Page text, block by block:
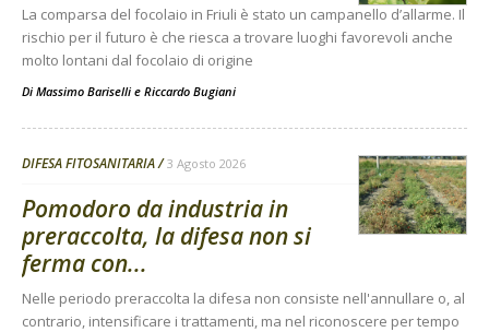
La comparsa del focolaio in Friuli è stato un campanello d’allarme. Il
rischio per il futuro è che riesca a trovare luoghi favorevoli anche
molto lontani dal focolaio di origine
Di Massimo Bariselli e Riccardo Bugiani
DIFESA FITOSANITARIA 3 Agosto 2026
Pomodoro da industria in
preraccolta, la difesa non si
ferma con...
Nelle periodo preraccolta la difesa non consiste nell'annullare o, al
contrario, intensificare i trattamenti, ma nel riconoscere per tempo